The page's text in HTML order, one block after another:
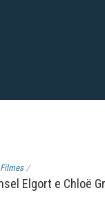
Filmes /
Elgort e Chloë